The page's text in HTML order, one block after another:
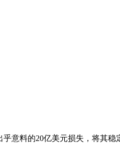
意料的20亿美元损失，将其稳